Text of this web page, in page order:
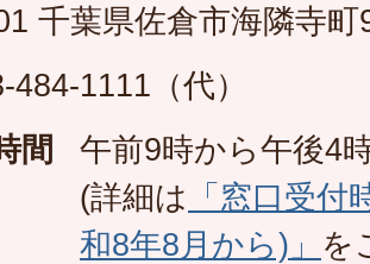
千葉県佐倉市海隣寺町
484-1111（代）
間
午前9時から午後4
(詳細は 「窓口受
和8年8月から)」 を